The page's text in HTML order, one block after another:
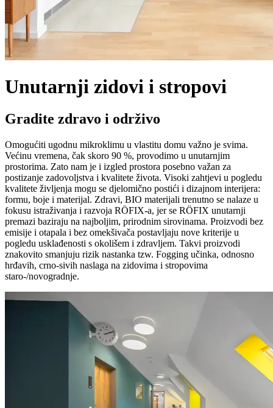
Unutarnji zidovi i stropovi
Gradite zdravo i održivo
Omogućiti ugodnu mikroklimu u vlastitu domu važno je svima.
Većinu vremena, čak skoro 90 %, provodimo u unutarnjim
prostorima. Zato nam je i izgled prostora posebno važan za
postizanje zadovoljstva i kvalitete života. Visoki zahtjevi u pogledu
kvalitete življenja mogu se djelomično postići i dizajnom interijera:
formu, boje i materijal. Zdravi, BIO materijali trenutno se nalaze u
fokusu istraživanja i razvoja RÖFIX-a, jer se RÖFIX unutarnji
premazi baziraju na najboljim, prirodnim sirovinama. Proizvodi bez
emisije i otapala i bez omekšivača postavljaju nove kriterije u
pogledu usklađenosti s okolišem i zdravljem. Takvi proizvodi
znakovito smanjuju rizik nastanka tzw. Fogging učinka, odnosno
hrđavih, crno-sivih naslaga na zidovima i stropovima
staro-/novogradnje.